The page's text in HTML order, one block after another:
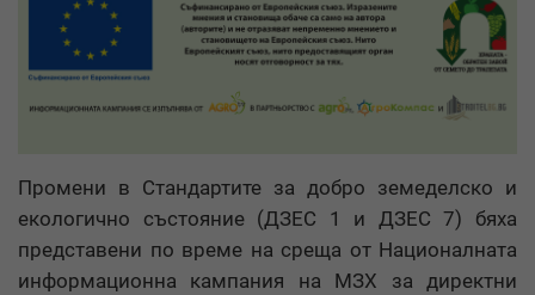
Промени в Стандартите за добро земеделско и
екологично състояние (ДЗЕС 1 и ДЗЕС 7) бяха
представени по време на среща от Националната
информационна кампания на МЗХ за директни